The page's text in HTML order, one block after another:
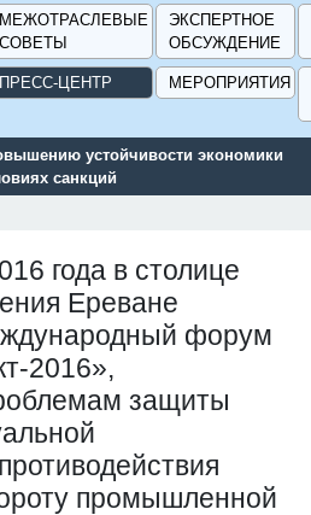
МЕЖОТРАСЛЕВЫЕ
СОВЕТЫ
ЭКСПЕРТНОЕ
ОБСУЖДЕНИЕ
ПРЕСС-ЦЕНТР МЕРОПРИЯТИЯ
устойчивости экономики
санкций
года в столице
Ереване
форум
2016»,
защиты
промышленной